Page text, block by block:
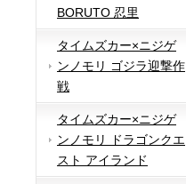
BORUTO 忍里
タイムズカー×ニジゲ
ンノモリ ゴジラ迎撃作
戦
タイムズカー×ニジゲ
ンノモリ ドラゴンクエ
スト アイランド